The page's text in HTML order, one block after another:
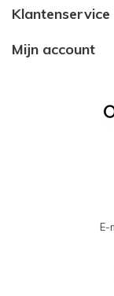
Klantenservice
Mijn account
E-